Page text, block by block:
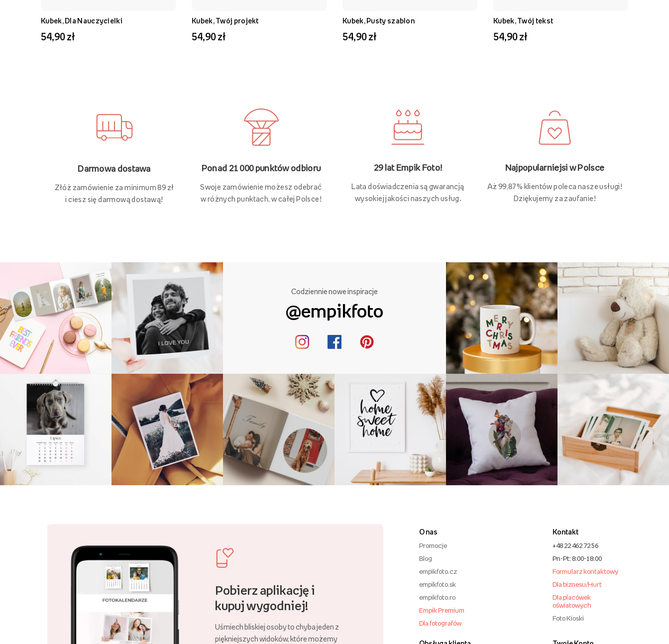
Kubek, Dla Nauczycielki
54,90 zł
Kubek, Twój projekt
54,90 zł
Kubek, Pusty szablon
54,90 zł
Kubek, Twój tekst
54,90 zł
Darmowa dostawa
Złóż zamówienie za minimum 89 zł
i ciesz się darmową dostawą!
Ponad 21 000 punktów odbioru
Swoje zamówienie możesz odebrać
w różnych punktach, w całej Polsce!
29 lat Empik Foto!
Lata doświadczenia są gwarancją
wysokiej jakości naszych usług.
Najpopularniejsi w Polsce
Aż 99,87% klientów poleca nasze usługi!
Dziękujemy za zaufanie!
Codziennie nowe inspiracje
@empikfoto
Pobierz aplikację i
kupuj wygodniej!
Uśmiech bliskiej osoby to chyba jeden z
piękniejszych widoków, które możemy
O nas
Promocje
Blog
empikfoto.cz
empikfoto.sk
empikfoto.ro
Empik Premium
Dla fotografów
Kontakt
+48 22 462 72 56
Pn-Pt: 8:00-18:00
Formularz kontaktowy
Dla biznesu/Hurt
Dla placówek
oświatowych
Foto Kioski